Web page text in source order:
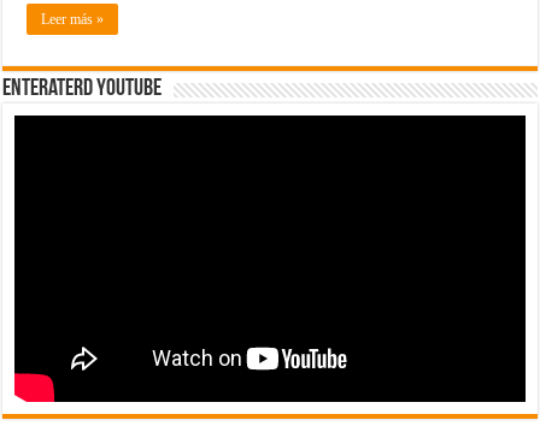
Leer más »
EnterateRD YOUTUBE